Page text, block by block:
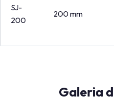
SJ-
200
200 mm
Galeria